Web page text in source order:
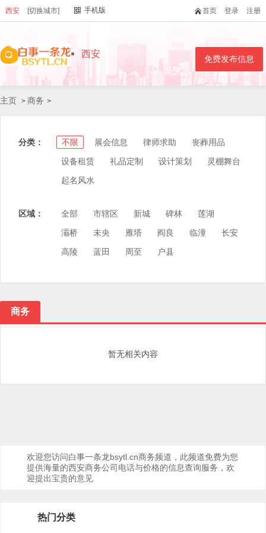
西安 [切换城市] 手机版 首页 登录 注册
西安 免费发布信息
主页 > 商务 >
分类： 不限 展会信息 律师求助
丧葬用品
设备租赁
礼品定制 设计策划
灵棚舞台
起名风水
区域： 全部 市辖区 新城 碑林
莲湖
灞桥
未央 雁塔 阎良 临潼
长安
高陵
蓝田 周至 户县
商务
暂无相关内容
欢迎您访问白事一条龙bsytl.cn商务频道，此频道免费为您
提供海量的西安商务公司电话与价格的信息查询服务，欢
迎提出宝贵的意见
热门分类